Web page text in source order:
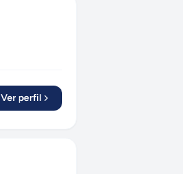
Ver perfil